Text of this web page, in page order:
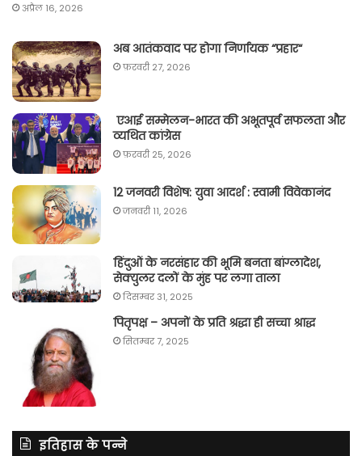
अप्रैल 16, 2026
अब आतंकवाद पर होगा निर्णायक “प्रहार“
फ़रवरी 27, 2026
एआई सम्मेलन-भारत की अभूतपूर्व सफलता और
व्यथित कांग्रेस
फ़रवरी 25, 2026
12 जनवरी विशेष: युवा आदर्श : स्वामी विवेकानंद
जनवरी 11, 2026
हिंदुओं के नरसंहार की भूमि बनता बांग्लादेश,
सेक्युलर दलों के मुंह पर लगा ताला
दिसम्बर 31, 2025
पितृपक्ष – अपनों के प्रति श्रद्धा ही सच्चा श्राद्ध
सितम्बर 7, 2025
इतिहास के पन्ने